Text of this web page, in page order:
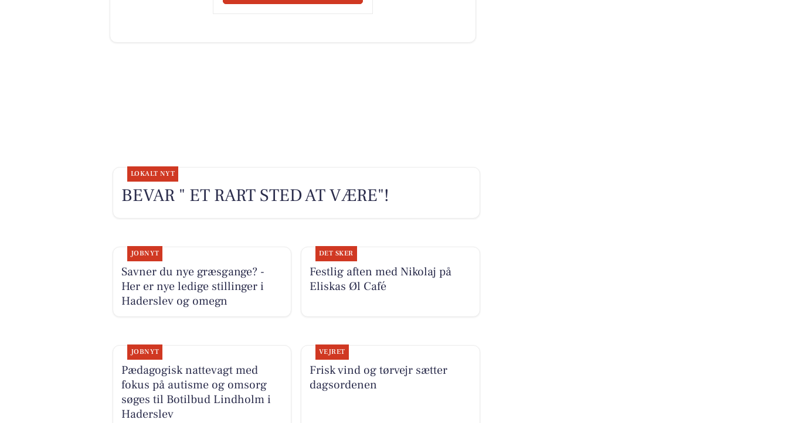
LOKALT NYT
BEVAR " ET RART STED AT VÆRE"!
JOBNYT
Savner du nye græsgange? -
Her er nye ledige stillinger i
Haderslev og omegn
DET SKER
Festlig aften med Nikolaj på
Eliskas Øl Café
JOBNYT
Pædagogisk nattevagt med
fokus på autisme og omsorg
søges til Botilbud Lindholm i
Haderslev
VEJRET
Frisk vind og tørvejr sætter
dagsordenen